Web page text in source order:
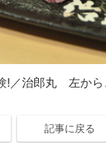
!／治郎丸 左から
記事に戻る